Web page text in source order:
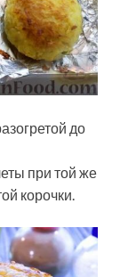
до
при той же
корочки.